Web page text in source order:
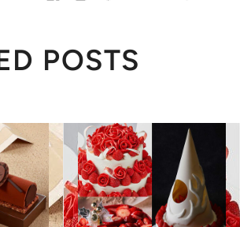
POSTS